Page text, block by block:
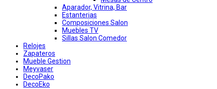
Aparador, Vitrina, Bar
Estanterias
Composiciones Salon
Muebles TV
Sillas Salon Comedor
Relojes
Zapateros
Mueble Gestion
Meyvaser
DecoPako
DecoEko